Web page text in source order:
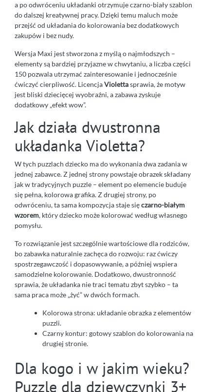
a po odwróceniu układanki otrzymuje czarno-biały szablon
do dalszej kreatywnej pracy. Dzięki temu maluch może
przejść od układania do kolorowania bez dodatkowych
zakupów i bez nudy.
Wersja Maxi jest stworzona z myślą o najmłodszych –
elementy są bardziej przyjazne w chwytaniu, a liczba części
150 pozwala utrzymać zainteresowanie i jednocześnie
ćwiczyć cierpliwość. LicencjaViolettasprawia, że motyw
jest bliski dziecięcej wyobraźni, a zabawa zyskuje
dodatkowy „efekt wow”.
Jak działa dwustronna
układanka Violetta?
W tych puzzlach dziecko ma do wykonania dwa zadania w
jednej zabawce. Z jednej strony powstaje obrazek składany
jak w tradycyjnych puzzle – element po elemencie buduje
się pełna, kolorowa grafika. Z drugiej strony, po
odwróceniu, ta sama kompozycja staje sięczarno-białym
wzorem, który dziecko może kolorować według własnego
pomysłu.
To rozwiązanie jest szczególnie wartościowe dla rodziców,
bo zabawka naturalnie zachęca do rozwoju: raz ćwiczy
spostrzegawczość i dopasowywanie, a później wspiera
samodzielne kolorowanie. Dodatkowo, dwustronność
sprawia, że układanka nie traci tematu zbyt szybko – ta
sama praca może „żyć” w dwóch formach.
Kolorowa strona: układanie obrazka z elementów
puzzli.
Czarny kontur: gotowy szablon do kolorowania na
drugiej stronie.
Dla kogo i w jakim wieku?
Puzzle dla dziewczynki 3+